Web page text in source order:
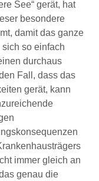
See“ gerät, hat
besondere
damit das ganze
so einfach
durchaus
Fall, dass das
gerät, kann
immer gleich an
genau die